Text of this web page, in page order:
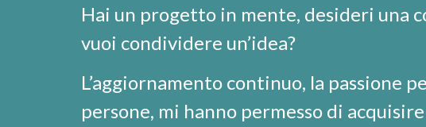
Hai un progetto in mente, desideri una
vuoi condividere un’idea?
L’aggiornamento continuo, la passione
persone, mi hanno permesso di